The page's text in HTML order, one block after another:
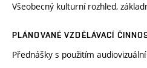
Všeobecný kulturní rozhled,
PLÁNOVANÉ VZDĚLÁVACÍ
Přednášky s použitím